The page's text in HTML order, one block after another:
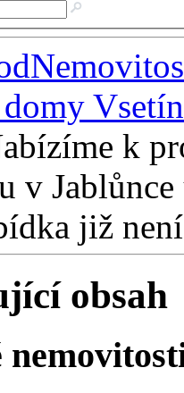
Vsetín
k
v
již
obsah